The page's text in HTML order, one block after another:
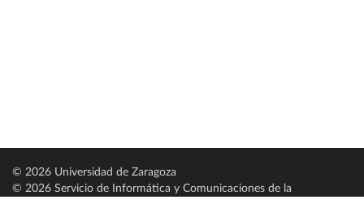
© 2026 Universidad de Zaragoza
© 2026 Servicio de Informática y Comunicaciones de la